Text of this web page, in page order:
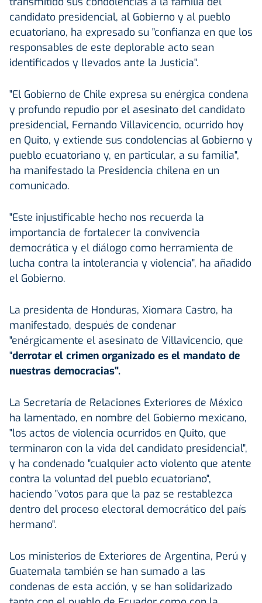
candidato presidencial, al Gobierno y al pueblo
ecuatoriano, ha expresado su "confianza en que los
responsables de este deplorable acto sean
identificados y llevados ante la Justicia".
"El Gobierno de Chile expresa su enérgica condena
y profundo repudio por el asesinato del candidato
presidencial, Fernando Villavicencio, ocurrido hoy
en Quito, y extiende sus condolencias al Gobierno y
pueblo ecuatoriano y, en particular, a su familia",
ha manifestado la Presidencia chilena en un
comunicado.
"Este injustificable hecho nos recuerda la
importancia de fortalecer la convivencia
democrática y el diálogo como herramienta de
lucha contra la intolerancia y violencia", ha añadido
el Gobierno.
La presidenta de Honduras, Xiomara Castro, ha
manifestado, después de condenar
"enérgicamente el asesinato de Villavicencio, que
"derrotar el crimen organizado es el mandato de
nuestras democracias".
La Secretaría de Relaciones Exteriores de México
ha lamentado, en nombre del Gobierno mexicano,
"los actos de violencia ocurridos en Quito, que
terminaron con la vida del candidato presidencial",
y ha condenado "cualquier acto violento que atente
contra la voluntad del pueblo ecuatoriano",
haciendo "votos para que la paz se restablezca
dentro del proceso electoral democrático del país
hermano".
Los ministerios de Exteriores de Argentina, Perú y
Guatemala también se han sumado a las
condenas de esta acción, y se han solidarizado